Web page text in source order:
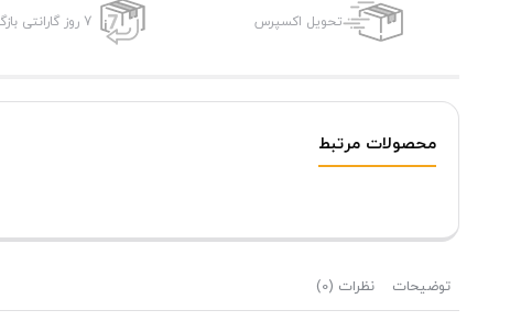
تحویل اکسپرس 7 روز گارانتی بازگشت وجه
محصولات مرتبط
توضیحات نظرات (0)